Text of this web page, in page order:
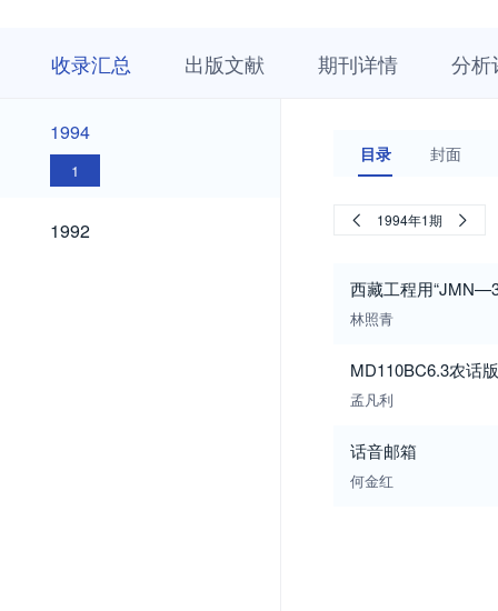
收录汇总 出版文献 期刊详情 分析
1994
1994
1
1992
1992
目录 封面
1994年1期
西藏工程用
林照青
MD110BC6.3农话
孟凡利
话音邮箱
何金红